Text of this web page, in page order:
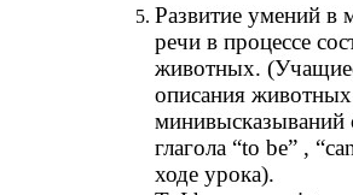
Развитие умений в
речи в процессе
животных.
описания
минивысказываний
глагола “to be” ,
ходе урока).